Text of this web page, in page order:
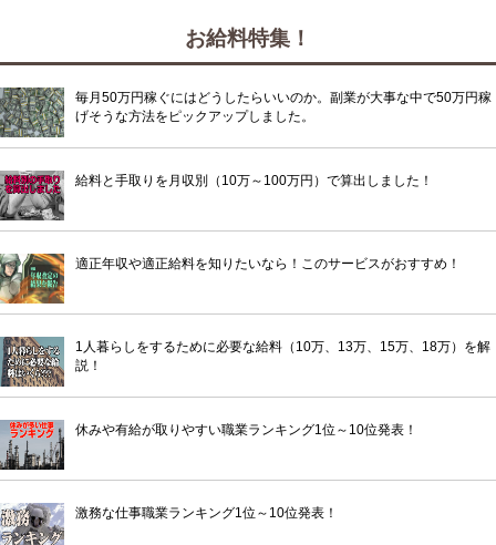
お給料特集！
毎月50万円稼ぐにはどうしたらいいのか。副業が大事な中で50万円稼
げそうな方法をピックアップしました。
給料と手取りを月収別（10万～100万円）で算出しました！
適正年収や適正給料を知りたいなら！このサービスがおすすめ！
1人暮らしをするために必要な給料（10万、13万、15万、18万）を解
説！
休みや有給が取りやすい職業ランキング1位～10位発表！
激務な仕事職業ランキング1位～10位発表！